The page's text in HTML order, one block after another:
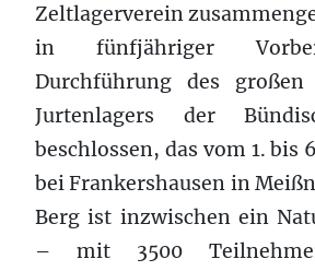
Zeltlagerverein
in fünfjähriger
Durchführung des
Jurtenlagers der
beschlossen, das vom 1. bis
bei Frankershausen in
Berg ist inzwischen ein
– mit 3500